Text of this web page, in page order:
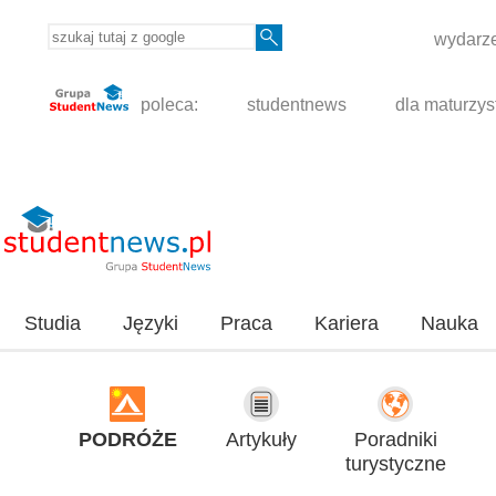
poleca: studentnews dla
Studia Języki Praca Kariera Nauka
PODRÓŻE Artykuły
Poradniki
turystyczne